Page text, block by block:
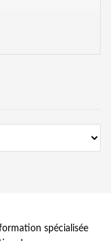
spécialisée